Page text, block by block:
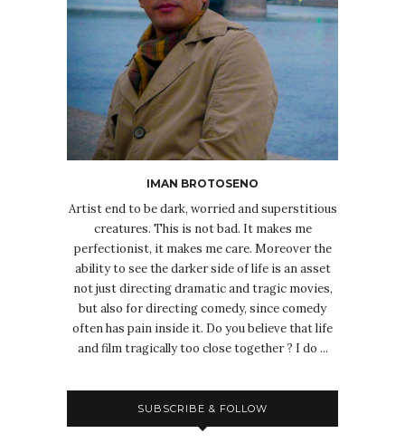
IMAN BROTOSENO
Artist end to be dark, worried and superstitious
creatures. This is not bad. It makes me
perfectionist, it makes me care. Moreover the
ability to see the darker side of life is an asset
not just directing dramatic and tragic movies,
but also for directing comedy, since comedy
often has pain inside it. Do you believe that life
and film tragically too close together ? I do ...
SUBSCRIBE & FOLLOW